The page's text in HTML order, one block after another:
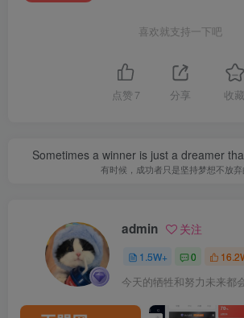
喜欢就支持一下吧
点赞 7 分享 收藏
Sometimes a winner is just a dreamer
有时候，成功者只是坚持梦想不放弃
admin 关注
1.5W+ 0
今天的牺牲和努力未来都